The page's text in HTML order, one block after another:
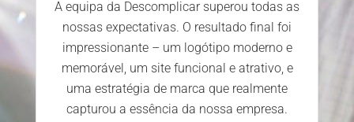
A equipa da Descomplicar superou todas as
nossas expectativas. O resultado final foi
impressionante – um logótipo moderno e
memorável, um site funcional e atrativo, e
uma estratégia de marca que realmente
capturou a essência da nossa empresa.